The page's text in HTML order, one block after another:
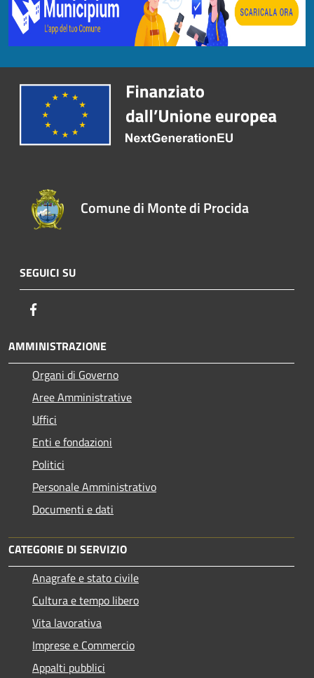
Comune di Monte di Procida
SEGUICI SU
AMMINISTRAZIONE
Organi di Governo
Aree Amministrative
Uffici
Enti e fondazioni
Politici
Personale Amministrativo
Documenti e dati
CATEGORIE DI SERVIZIO
Anagrafe e stato civile
Cultura e tempo libero
Vita lavorativa
Imprese e Commercio
Appalti pubblici